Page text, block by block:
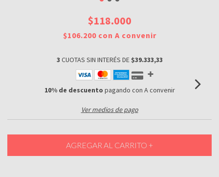
$118.000
$106.200 con A convenir
3 CUOTAS SIN INTERÉS DE $39.333,33
10% de descuento pagando con A convenir
Ver medios de pago